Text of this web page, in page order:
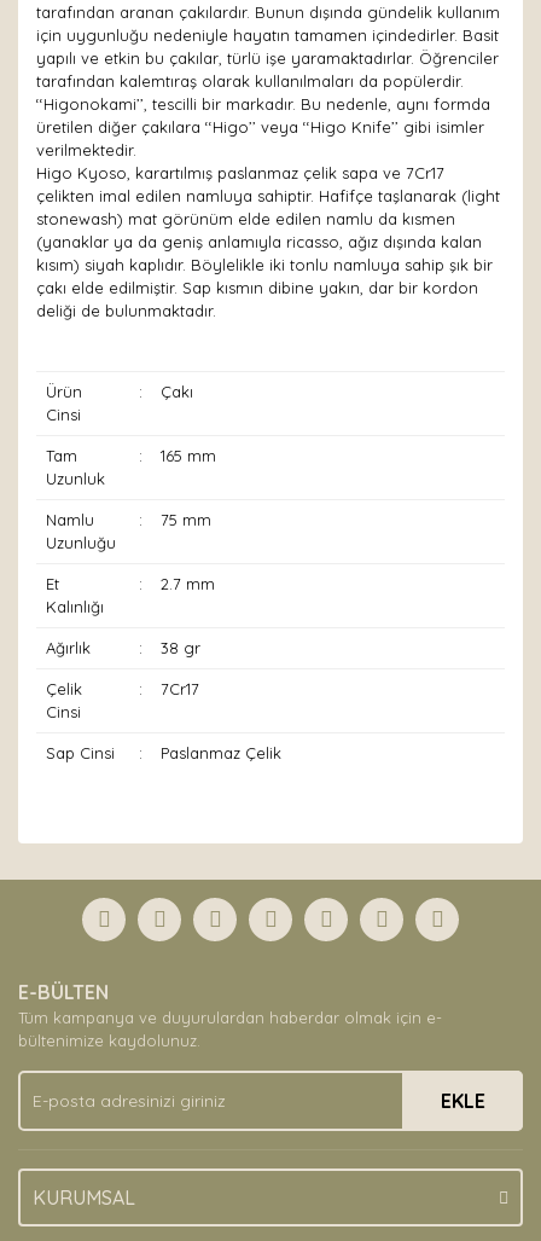
tarafından aranan çakılardır. Bunun dışında gündelik kullanım
için uygunluğu nedeniyle hayatın tamamen içindedirler. Basit
yapılı ve etkin bu çakılar, türlü işe yaramaktadırlar. Öğrenciler
tarafından kalemtıraş olarak kullanılmaları da popülerdir.
‘‘Higonokami’’, tescilli bir markadır. Bu nedenle, aynı formda
üretilen diğer çakılara ‘‘Higo’’ veya ‘‘Higo Knife’’ gibi isimler
verilmektedir.
Higo Kyoso, karartılmış paslanmaz çelik sapa ve 7Cr17
çelikten imal edilen namluya sahiptir. Hafifçe taşlanarak (light
stonewash) mat görünüm elde edilen namlu da kısmen
(yanaklar ya da geniş anlamıyla ricasso, ağız dışında kalan
kısım) siyah kaplıdır. Böylelikle iki tonlu namluya sahip şık bir
çakı elde edilmiştir. Sap kısmın dibine yakın, dar bir kordon
deliği de bulunmaktadır.
Ürün
Cinsi
: Çakı
Tam
Uzunluk
: 165 mm
Namlu
Uzunluğu
: 75 mm
Et
Kalınlığı
: 2.7 mm
Ağırlık : 38 gr
Çelik
Cinsi
: 7Cr17
Sap Cinsi : Paslanmaz Çelik
Yorum Yaz
formunu kullanarak tarafımıza iletebilirsiniz.
Görüş ve önerileriniz için teşekkür ederiz.
Ürün açıklamasında eksik bilgiler bulunuyor.
Ürün bilgilerinde hatalar bulunuyor.
Ürün fiyatı diğer sitelerden daha pahalı.
Bu ürüne benzer farklı alternatifler olmalı.
E-BÜLTEN
Tüm kampanya ve duyurulardan haberdar olmak için e-
bültenimize kaydolunuz.
EKLE
KURUMSAL